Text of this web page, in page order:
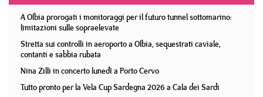
A Olbia prorogati i monitoraggi per il futuro tunnel sottomarino:
limitazioni sulle sopraelevate
Stretta sui controlli in aeroporto a Olbia, sequestrati caviale,
contanti e sabbia rubata
Nina Zilli in concerto lunedì a Porto Cervo
Tutto pronto per la Vela Cup Sardegna 2026 a Cala dei Sardi